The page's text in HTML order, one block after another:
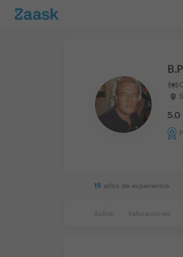
5.0
15 años de experiencia
Sobre Valoraciones